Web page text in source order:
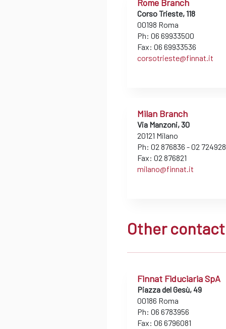
Rome Branch
Corso Trieste, 118
00198 Roma
Ph: 06 69933500
Fax: 06 69933536
corsotrieste@finnat.it
Milan Branch
Via Manzoni, 30
20121 Milano
Ph: 02 876836 - 02
Fax: 02 876821
milano@finnat.it
Other
Finnat Fiduciaria SpA
Piazza del Gesù, 49
00186 Roma
Ph: 06 6783956
Fax: 06 6796081